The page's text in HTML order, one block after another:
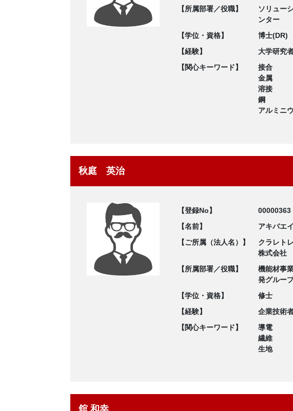
【所属部署／役職】
ソリュー
ンター
【学位・資格】
博士(DR)
【経験】
大学研究
【関心キーワード】
接合
金属
溶接
鋼
アルミニ
秋庭 英治
【登録No】
00000363
【名前】
アキバエ
【ご所属（法人名）】
クラレト
株式会社
【所属部署／役職】
機能材事
発グルー
【学位・資格】
修士
【経験】
企業技術
【関心キーワード】
導電
繊維
生地
舘 和幸